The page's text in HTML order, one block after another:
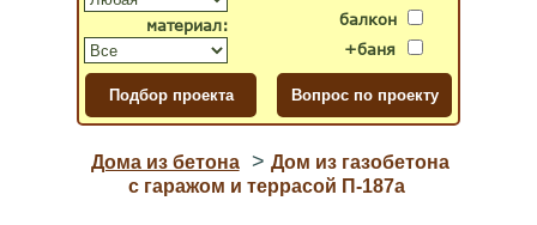
балкон
+баня
материал:
Дома из бетона > Дом из газобетона
с гаражом и террасой П-187a